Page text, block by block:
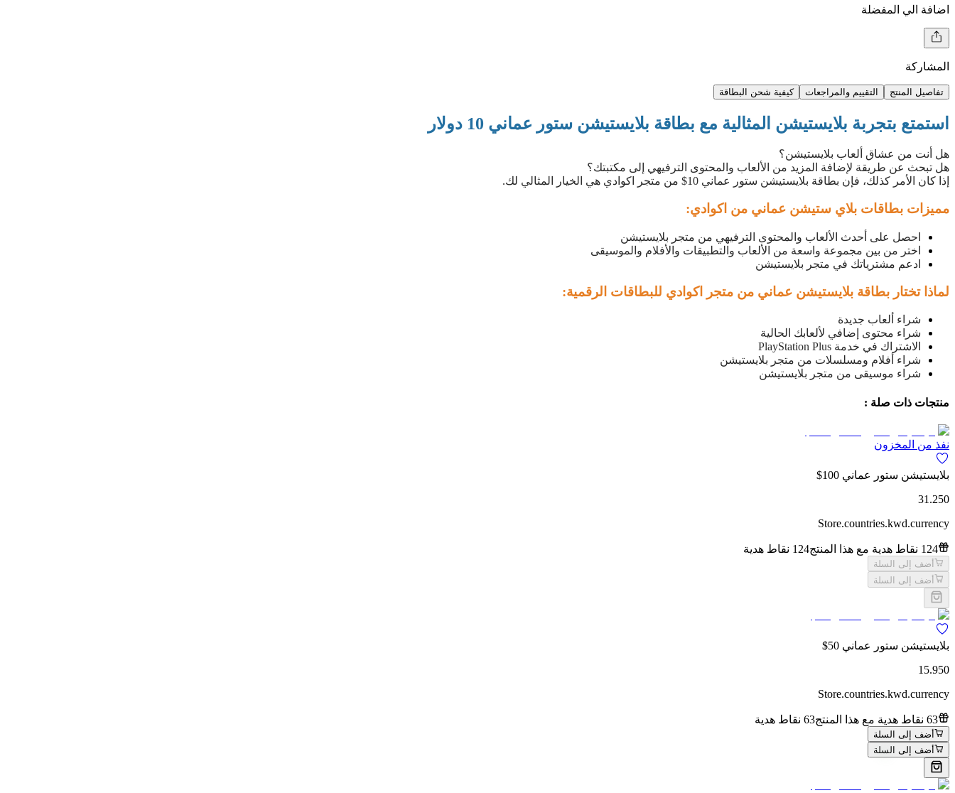
اضافة الي المفضلة
المشاركة
تفاصيل المنتج التقييم والمراجعات كيفية شحن البطاقة
استمتع بتجربة بلايستيشن المثالية مع بطاقة بلايستيشن ستور عماني 10 دولار
هل أنت من عشاق ألعاب بلايستيشن؟
هل تبحث عن طريقة لإضافة المزيد من الألعاب والمحتوى الترفيهي إلى مكتبتك؟
إذا كان الأمر كذلك، فإن بطاقة بلايستيشن ستور عماني 10$ من متجر اكوادي هي الخيار المثالي لك.
مميزات بطاقات بلاي ستيشن عماني من اكوادي:
احصل على أحدث الألعاب والمحتوى الترفيهي من متجر بلايستيشن
اختر من بين مجموعة واسعة من الألعاب والتطبيقات والأفلام والموسيقى
ادعم مشترياتك في متجر بلايستيشن
لماذا تختار بطاقة بلايستيشن عماني من متجر اكوادي للبطاقات الرقمية:
شراء ألعاب جديدة
شراء محتوى إضافي لألعابك الحالية
الاشتراك في خدمة PlayStation Plus
شراء أفلام ومسلسلات من متجر بلايستيشن
شراء موسيقى من متجر بلايستيشن
منتجات ذات صلة :
نفذ من المخزون
بلايستيشن ستور عماني 100$
31.250
Store.countries.kwd.currency
124 نقاط هدية مع هذا المنتج 124 نقاط هدية
أضف إلى السلة
أضف إلى السلة
بلايستيشن ستور عماني 50$
15.950
Store.countries.kwd.currency
63 نقاط هدية مع هذا المنتج 63 نقاط هدية
أضف إلى السلة
أضف إلى السلة